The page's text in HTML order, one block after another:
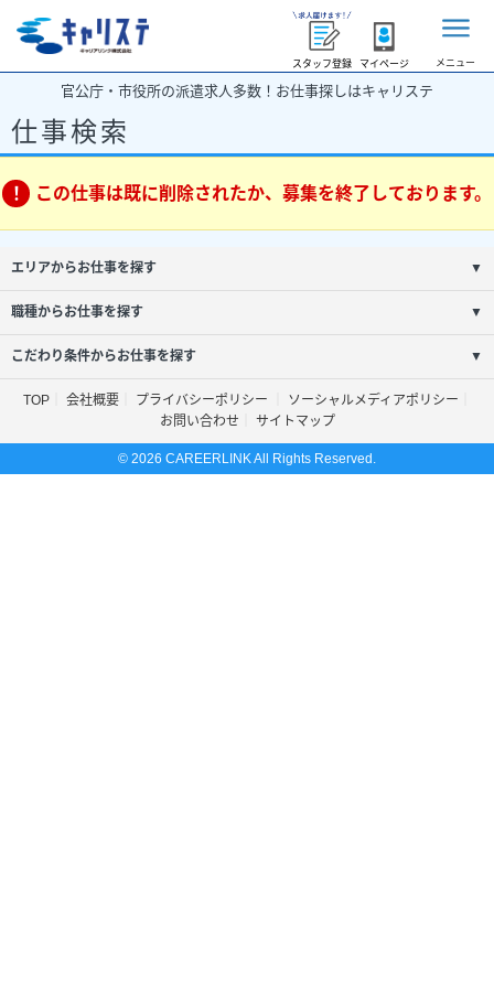
スタッフ登録 マイページ メニュー
官公庁・市役所の派遣求人多数！お仕事探しはキャリステ
仕事検索
この仕事は既に削除されたか、募集を終了しております。
エリアからお仕事を探す ▼
職種からお仕事を探す ▼
こだわり条件からお仕事を探す ▼
TOP 会社概要 プライバシーポリシー
ソーシャルメディアポリシー
お問い合わせ
サイトマップ
© 2026 CAREERLINK All Rights Reserved.